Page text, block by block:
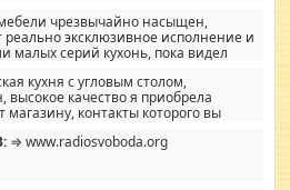
чрезвычайно насыщен,
эксклюзивное исполнение и
малых серий кухонь, пока видел
креативненько и что главное -
ненужных наворотов удорожающих
фактор.
кухня с угловым столом,
высокое качество я приобрела
магазину, контакты которого вы
⇒ www.radiosvoboda.org